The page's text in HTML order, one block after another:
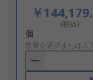
￥
(税抜)
Add
to
Basket
個
数量を選択または入